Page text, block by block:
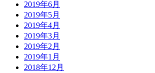
2019年6月
2019年5月
2019年4月
2019年3月
2019年2月
2019年1月
2018年12月